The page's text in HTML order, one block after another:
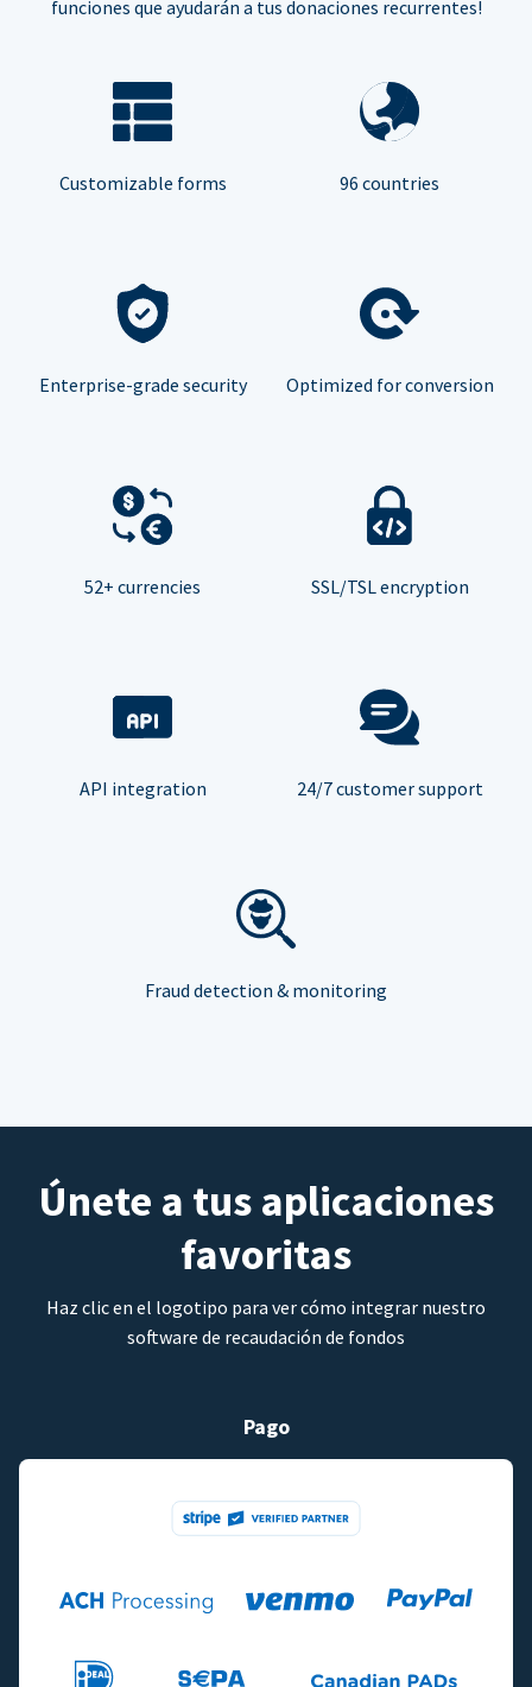
funciones que ayudarán a tus donaciones recurrentes!
Customizable forms 96 countries
Enterprise-grade security Optimized for conversion
52+ currencies SSL/TSL encryption
API integration 24/7 customer support
Fraud detection & monitoring
Únete a tus aplicaciones
favoritas
Haz clic en el logotipo para ver cómo integrar nuestro
software de recaudación de fondos
Pago